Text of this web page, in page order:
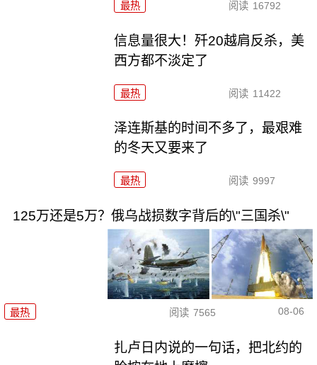
最热 阅读 16792
信息量很大！歼20越肩反杀，美
西方都不淡定了
最热 阅读 11422
泽连斯基的时间不多了，最艰难
的冬天又要来了
最热 阅读 9997
125万还是5万？俄乌战损数字背后的\"三国杀\"
最热 阅读 7565 08-06
扎卢日内说的一句话，把北约的